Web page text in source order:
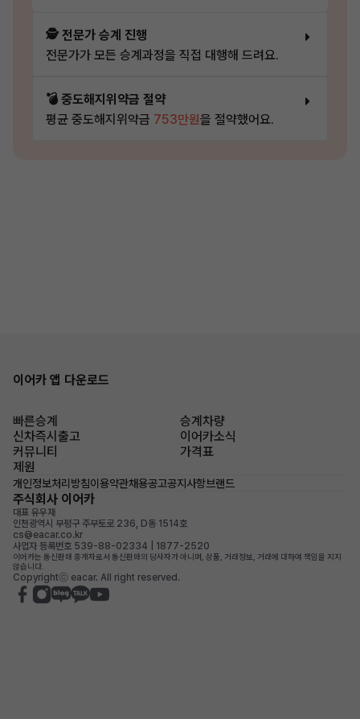
🕵️ 전문가 승계 진행
전문가가 모든 승계과정을 직접 대행해 드려요.
💣 중도해지위약금 절약
평균 중도해지위약금 753만원을 절약했어요.
이어카 앱 다운로드
빠른승계
승계차량
신차즉시출고
이어카소식
커뮤니티
가격표
제원
개인정보처리방침이용약관채용공고공지사항브랜드
주식회사 이어카
대표 유우재
인천광역시 부평구 주부토로 236, D동 1514호
cs@eacar.co.kr
사업자 등록번호 539-88-02334 | 1877-2520
이어카는 통신판매 중개자로서 통신판매의 당사자가 아니며, 상품, 거래정보, 거래에 대하여 책임을 지지
않습니다.
Copyrightⓒ eacar. All right reserved.